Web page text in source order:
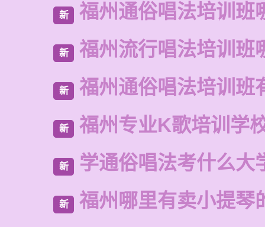
新 福州通俗唱法培训班
新 福州流行唱法培训班
新 福州通俗唱法培训班
新 福州专业K歌培训学
新 学通俗唱法考什么大
新 福州哪里有卖小提琴